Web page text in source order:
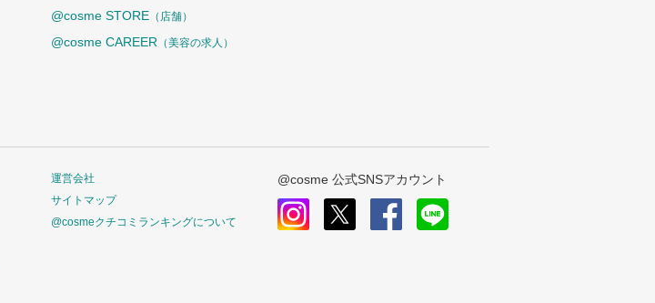
@cosme STORE （店舗）
@cosme CAREER （美容の求人）
運営会社
サイトマップ
@cosmeクチコミランキングについて
@cosme 公式SNSアカウント